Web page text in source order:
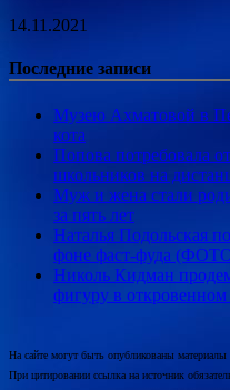
14.11.2021
Последние записи
Музею Ахматовой в
кота
Попова потребовала
школьников на
Муж и жена стали
за пять лет
Наталья Подольская
фоне фаст-фуда
Николь Кидман
фигуру в
На сайте могут быть опубликованы материалы
При цитировании ссылка на источник